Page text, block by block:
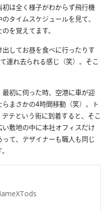
は全く様子がわからず飛行機
タイムスケジュールを見て、
を覚えてます。
してお昼を食べに行ったりす
て連れ去られる感じ（笑）。そこ
初に伺った時、空港に車が迎
まさかの4時間移動（笑）。ト
テという街に到着すると、そこ
敷地の中に本社オフィスだけ
て、 デザイナーも職人も同じ
。